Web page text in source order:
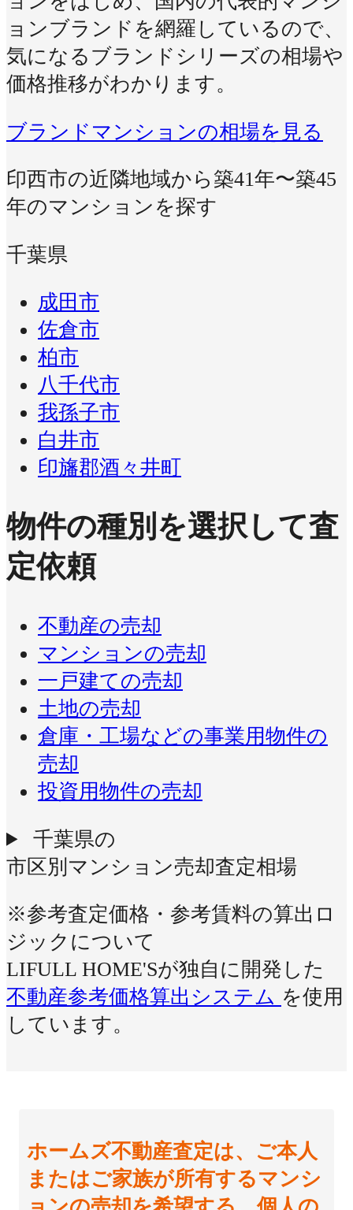
ョンブランドを網羅しているので、
気になるブランドシリーズの相場や
価格推移がわかります。
ブランドマンションの相場を見る
印西市の近隣地域から築41年〜築45
年のマンションを探す
千葉県
成田市
佐倉市
柏市
八千代市
我孫子市
白井市
印旛郡酒々井町
物件の種別を選択して査
定依頼
不動産の売却
マンションの売却
一戸建ての売却
土地の売却
倉庫・工場などの事業用物件の
売却
投資用物件の売却
千葉県の
市区別マンション売却査定相場
※参考査定価格・参考賃料の算出ロ
ジックについて
LIFULL HOME'Sが独自に開発した
不動産参考価格算出システム を使用
しています。
ホームズ不動産査定は、ご本人
またはご家族が所有するマンシ